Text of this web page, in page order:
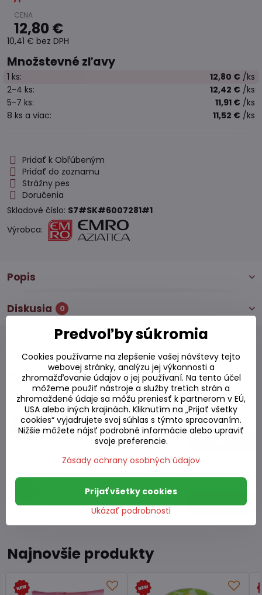
12,80 €
10,41 € bez DPH
Množstevné zľavy
1 ks: 12,80 € /ks
2-4 ks: 12,42 € /ks
5-7 ks: 11,91 € /ks
8 ks a viac: 11,52 € /ks
Pridať k Obľúbeným
Pridať do zoznamu
Strážny pes
Doručenia
Skladové číslo: S7#SK#6007281#1
Výrobca:
Popis
Diskusia 0
Podobné produkty
Miska kórejská Dolsot
Skladom
3,25 € Do košíka
Najnovšie produkty
Predvoľby súkromia
Cookies používame na zlepšenie vašej návštevy tejto
webovej stránky, analýzu jej výkonnosti a
zhromažďovanie údajov o jej používaní. Na tento účel
môžeme použiť nástroje a služby tretích strán a
zhromaždené údaje sa môžu preniesť k partnerom v EÚ,
USA alebo iných krajinách. Kliknutím na „Prijať všetky
cookies“ vyjadrujete svoj súhlas s týmto spracovaním.
Nižšie môžete nájsť podrobné informácie alebo upraviť
svoje preferencie.
Zásady ochrany osobných údajov
Ukázať podrobnosti
Prijať všetky cookies